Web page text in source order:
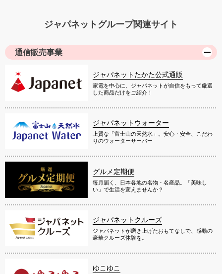
ジャパネットグループ関連サイト
通信販売事業
ジャパネットたかた公式通販
家電を中心に、ジャパネットが自信をもって厳選
した商品だけをご紹介！
ジャパネットウォーター
上質な「富士山の天然水」。安心・安全、こだわ
りのウォーターサーバー
グルメ定期便
毎月届く、日本各地の名物・名産品。「美味し
い」で生活を変えませんか？
ジャパネットクルーズ
ジャパネットが磨き上げたおもてなしで、感動の
豪華クルーズ体験を。
ゆこゆこ